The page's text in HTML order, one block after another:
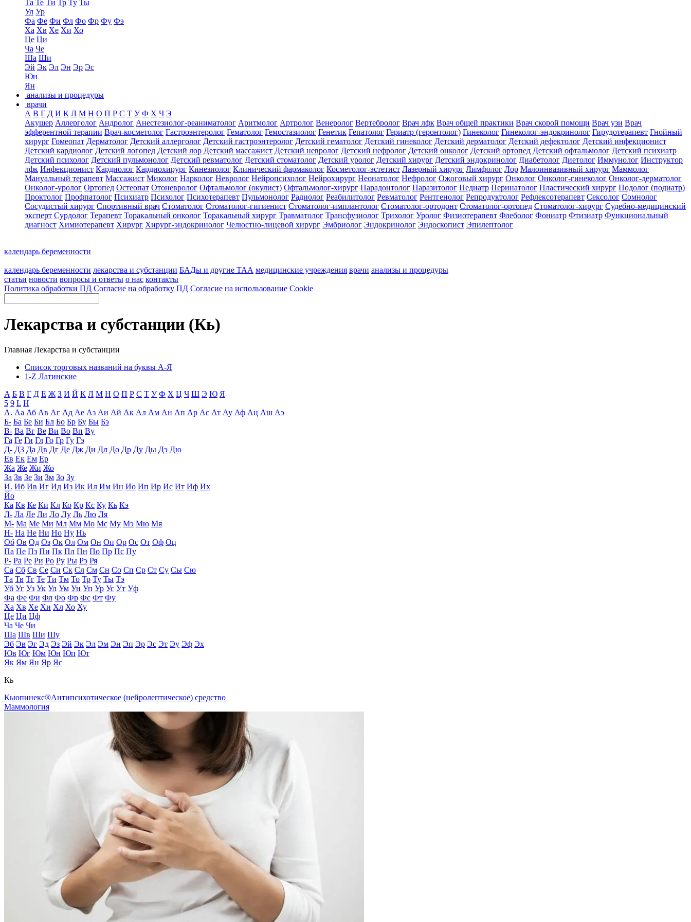
Та Те Ти Тр Ту Ты
Ул Ур
Фа Фе Фи Фл Фо Фр Фу Фэ
Ха Хв Хе Хи Хо
Це Ци
Ча Че
Ша Ши
Эй Эк Эл Эн Эр Эс
Юн
Ян
анализы и процедуры
врачи
А В Г Д И К Л М Н О П Р С Т У Ф Х Ч Э
Акушер Аллерголог Андролог Анестезиолог-реаниматолог Аритмолог Артролог Венеролог Вертебролог Врач лфк Врач общей практики Врач скорой помощи Врач узи Врач
эфферентной терапии Врач-косметолог Гастроэнтеролог Гематолог Гемостазиолог Генетик Гепатолог Гериатр (геронтолог) Гинеколог Гинеколог-эндокринолог Гирудотерапевт Гнойный
хирург Гомеопат Дерматолог Детский аллерголог Детский гастроэнтеролог Детский гематолог Детский гинеколог Детский дерматолог Детский дефектолог Детский инфекционист
Детский кардиолог Детский логопед Детский лор Детский массажист Детский невролог Детский нефролог Детский онколог Детский ортопед Детский офтальмолог Детский психиатр
Детский психолог Детский пульмонолог Детский ревматолог Детский стоматолог Детский уролог Детский хирург Детский эндокринолог Диабетолог Диетолог Иммунолог Инструктор
лфк Инфекционист Кардиолог Кардиохирург Кинезиолог Клинический фармаколог Косметолог-эстетист Лазерный хирург Лимфолог Лор Малоинвазивный хирург Маммолог
Мануальный терапевт Массажист Миколог Нарколог Невролог Нейропсихолог Нейрохирург Неонатолог Нефролог Ожоговый хирург Онколог Онколог-гинеколог Онколог-дерматолог
Онколог-уролог Ортопед Остеопат Отоневролог Офтальмолог (окулист) Офтальмолог-хирург Парадонтолог Паразитолог Педиатр Перинатолог Пластический хирург Подолог (подиатр)
Проктолог Профпатолог Психиатр Психолог Психотерапевт Пульмонолог Радиолог Реабилитолог Ревматолог Рентгенолог Репродуктолог Рефлексотерапевт Сексолог Сомнолог
Сосудистый хирург Спортивный врач Стоматолог Стоматолог-гигиенист Стоматолог-имплантолог Стоматолог-ортодонт Стоматолог-ортопед Стоматолог-хирург Судебно-медицинский
эксперт Сурдолог Терапевт Торакальный онколог Торакальный хирург Травматолог Трансфузиолог Трихолог Уролог Физиотерапевт Флеболог Фониатр Фтизиатр Функциональный
диагност Химиотерапевт Хирург Хирург-эндокринолог Челюстно-лицевой хирург Эмбриолог Эндокринолог Эндоскопист Эпилептолог
календарь беременности
календарь беременности лекарства и субстанции БАДы и другие ТАА медицинские учреждения врачи анализы и процедуры
статьи новости вопросы и ответы о нас контакты
Политика обработки ПД Согласие на обработку ПД Согласие на использование Cookie
Лекарства и субстанции (Кь)
Главная Лекарства и субстанции
Список торговых названий на буквы А-Я
1-Z Латинские
А Б В Г Д Е Ж З И Й К Л М Н О П Р С Т У Ф Х Ц Ч Ш Э Ю Я
5 9 L H
А. Аа Аб Ав Аг Ад Ае Аз Аи Ай Ак Ал Ам Ан Ап Ар Ас Ат Ау Аф Ац Аш Аэ
Б- Ба Бе Би Бл Бо Бр Бу Бы Бэ
В- Ва Вг Ве Ви Во Вп Ву
Га Ге Ги Гл Го Гр Гу Гэ
Д- Д3 Да Дв Дг Де Дж Ди Дл До Др Ду Ды Дэ Дю
Ев Ек Ем Ер
Жа Же Жи Жо
За Зв Зе Зи Зм Зо Зу
И. Иб Ив Иг Ид Из Ик Ил Им Ин Ио Ип Ир Ис Ит Иф Их
Йо
Ка Кв Ке Ки Кл Ко Кр Кс Ку Кь Кэ
Л- Ла Ле Ли Ло Лу Ль Лю Ля
М- Ма Ме Ми Мл Мм Мо Мс Му Мэ Мю Мя
Н- На Не Ни Но Ну Нь
Об Ов Од Оз Ок Ол Ом Он Оп Ор Ос От Оф Оц
Па Пе Пз Пи Пк Пл Пн По Пр Пс Пу
Р- Ра Ре Ри Ро Ру Ры Рэ Ря
Са Сб Св Се Си Ск Сл См Сн Со Сп Ср Ст Су Сы Сю
Та Тв Тг Те Ти Тм То Тр Ту Ты Тэ
Уб Уг Уз Ук Ул Ум Ун Уп Ур Ус Ут Уф
Фа Фе Фи Фл Фо Фр Фс Фт Фу
Ха Хв Хе Хи Хл Хо Ху
Це Ци Цф
Ча Че Чи
Ша Шв Ши Шу
Эб Эв Эг Эд Эз Эй Эк Эл Эм Эн Эп Эр Эс Эт Эу Эф Эх
Юв Юг Юм Юн Юп Ют
Як Ям Ян Яр Яс
Кь
Кьюпинекс®Антипсихотическое (нейролептическое) средство
Маммология